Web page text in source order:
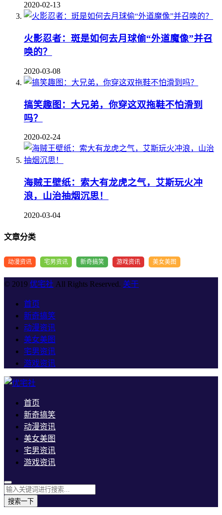
2020-02-13
火影忍者：斑是如何去月球偷“外道魔像”并召
唤的？
2020-03-08
搞笑趣图：大兄弟，你穿这双拖鞋不怕滑到
吗？
2020-02-24
海贼王壁纸：索大有龙虎之气，艾斯玩火冲
浪，山治抽烟沉思！
2020-03-04
文章分类
动漫资讯 宅男资讯 新奇搞笑 游戏资讯 美女美图
© 2019 优宅社 All Rights Reserved. 关于
首页
新奇搞笑
动漫资讯
美女美图
宅男资讯
游戏资讯
首页
新奇搞笑
动漫资讯
美女美图
宅男资讯
游戏资讯
搜索一下